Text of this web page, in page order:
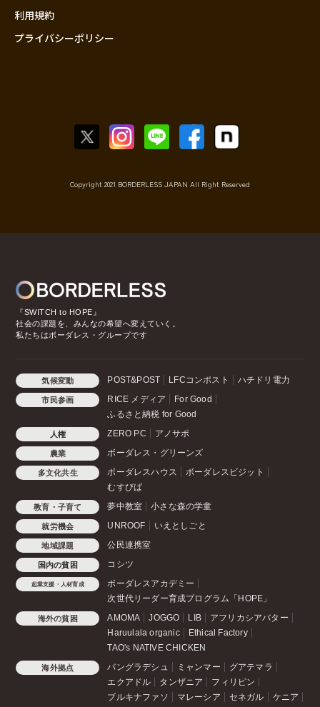
利用規約
プライバシーポリシー
Copyright 2021 BORDERLESS JAPAN All Right Reserved
『SWITCH to HOPE』
社会の課題を、みんなの希望へ変えていく。
私たちはボーダレス・グループです
気候変動 POST&POST LFCコンポスト ハチドリ電力
市民参画 RICE メディア
For Good
ふるさと納税 for Good
人権 ZERO PC アノサポ
農業 ボーダレス・グリーンズ
多文化共生 ボーダレスハウス
ボーダレスビジット
むすびば
教育・子育て 夢中教室 小さな森の学童
就労機会 UNROOF いえとしごと
地域課題 公民連携室
国内の貧困 コシツ
起業支援・人材育成
ボーダレスアカデミー
次世代リーダー育成プログラム「HOPE」
海外の貧困 AMOMA JOGGO LIB
アフリカシアバター
Haruulala organic
Ethical Factory
TAO's NATIVE CHICKEN
海外拠点 バングラデシュ ミャンマー
グアテマラ
エクアドル
タンザニア
フィリピン
ブルキナファソ
マレーシア セネガル ケニア